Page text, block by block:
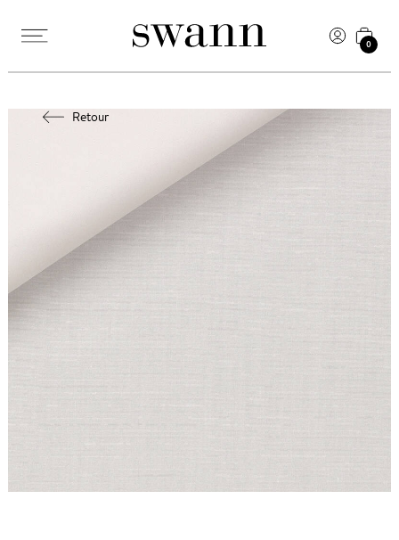
0
Retour